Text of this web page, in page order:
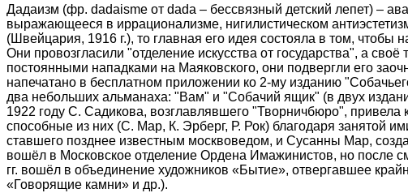
Дадаизм (фр. dadaisme от dada – бессвязный детский лепет) –
выражающееся в иррационализме, нигилистическом
(Швейцария, 1916 г.), то главная его идея состояла в том,
Они провозгласили "отделение искусства от государства", а
постоянными нападками на Маяковского, они подвергли его
напечатано в бесплатном приложении ко 2-му изданию
два небольших альманаха: "Вам" и "Собачий ящик" (в двух
1922 году С. Садикова, возглавлявшего "Творничбюро",
способные из них (С. Мар, К. Эрберг, Р. Рок) благодаря занятой
ставшего позднее известным москвоведом, и Сусанны Мар,
вошёл в Московское отделение Ордена Имажинистов, но после
гг. вошёл в объединение художников «Бытие», отвергавшее
«Говорящие камни» и др.).